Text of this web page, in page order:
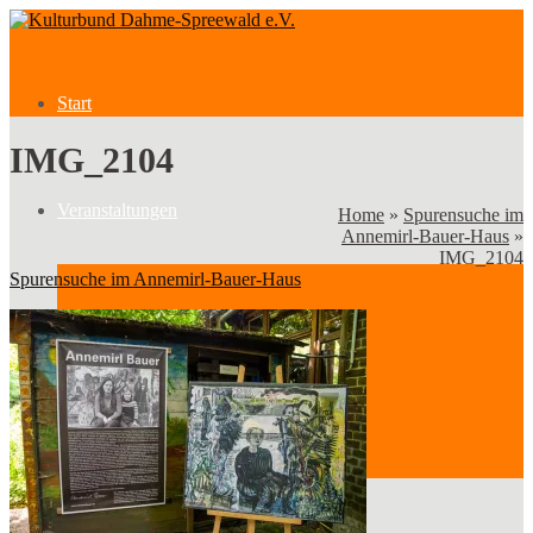
Start
Veranstaltungen
Veranstaltungen
Kategorien
IMG_2104
Home » Spurensuche im
Annemirl-Bauer-Haus »
IMG_2104
Spurensuche im Annemirl-Bauer-Haus